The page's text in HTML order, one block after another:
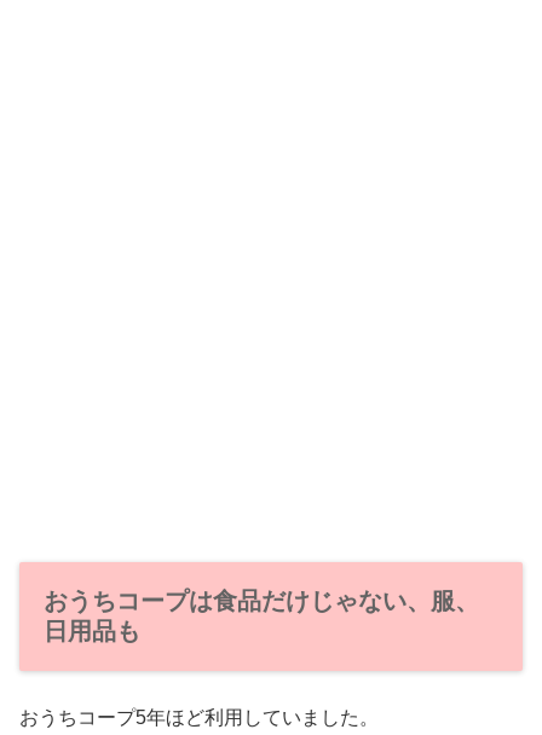
おうちコープは食品だけじゃない、服、
日用品も
おうちコープ5年ほど利用していました。